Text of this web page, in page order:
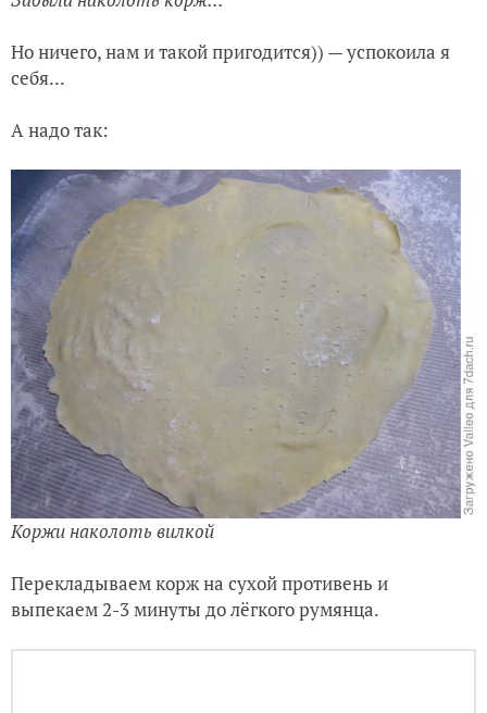
Но ничего, нам и такой пригодится)) — успокоила я
себя...
А надо так:
Коржи наколоть вилкой
Перекладываем корж на сухой противень и
выпекаем 2-3 минуты до лёгкого румянца.